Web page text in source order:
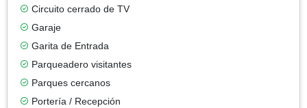
Circuito cerrado de TV
Garaje
Garita de Entrada
Parqueadero visitantes
Parques cercanos
Portería / Recepción